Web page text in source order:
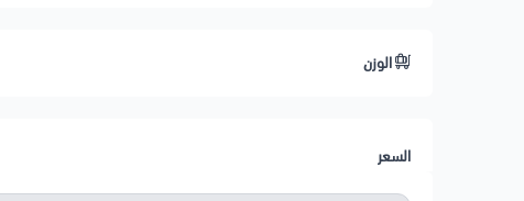
الوزن
السعر